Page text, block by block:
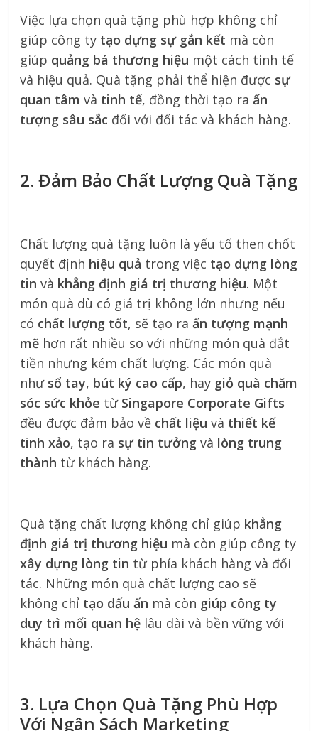
Việc lựa chọn quà tặng phù hợp không chỉ
giúp công ty tạo dựng sự gắn kết mà còn
giúp quảng bá thương hiệu một cách tinh tế
và hiệu quả. Quà tặng phải thể hiện được sự
quan tâm và tinh tế, đồng thời tạo raấn
tượng sâu sắc đối với đối tác và khách hàng.
2. Đảm Bảo Chất Lượng Quà Tặng
Chất lượng quà tặng luôn là yếu tố then chốt
quyết định hiệu quả trong việc tạo dựng lòng
tin và khẳng định giá trị thương hiệu. Một
món quà dù có giá trị không lớn nhưng nếu
có chất lượng tốt, sẽ tạo raấn tượng mạnh
mẽ hơn rất nhiều so với những món quà đắt
tiền nhưng kém chất lượng. Các món quà
như sổ tay, bút ký cao cấp, hay giỏ quà chăm
sóc sức khỏe từ Singapore Corporate Gifts
đều được đảm bảo về chất liệu và thiết kế
tinh xảo, tạo ra sự tin tưởng và lòng trung
thành từ khách hàng.
Quà tặng chất lượng không chỉ giúp khẳng
định giá trị thương hiệu mà còn giúp công ty
xây dựng lòng tin từ phía khách hàng và đối
tác. Những món quà chất lượng cao sẽ
không chỉ tạo dấu ấn mà còn giúp công ty
duy trì mối quan hệ lâu dài và bền vững với
khách hàng.
3. Lựa Chọn Quà Tặng Phù Hợp
Với Ngân Sách Marketing